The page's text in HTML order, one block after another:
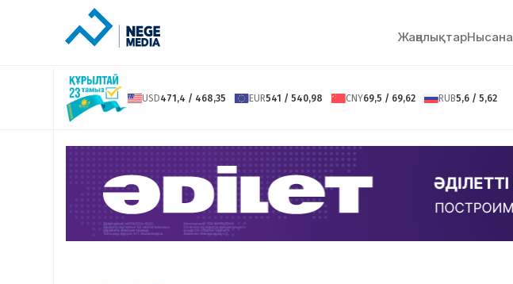
ЖаңалықтарНысана
USD471,4 / 468,35 EUR541 / 540,98 CNY69,5 / 69,62 RUB5,6 / 5,62